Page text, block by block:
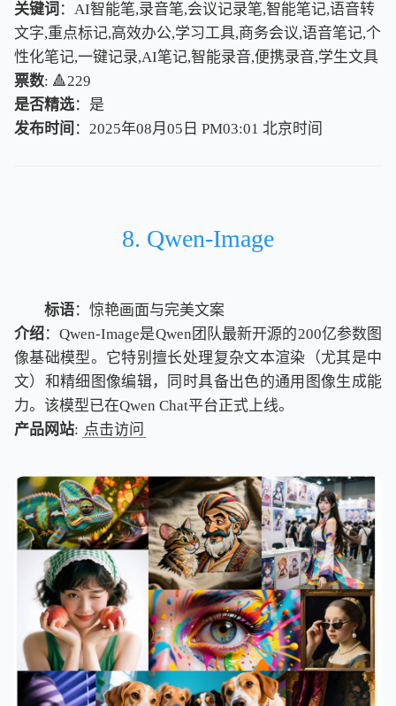
关键词 ：AI智能笔,录音笔,会议记录笔,智能笔记,语音转
文字,重点标记,高效办公,学习工具,商务会议,语音笔记,个
性化笔记,一键记录,AI笔记,智能录音,便携录音,学生文具
票数: 🔺229
是否精选：是
发布时间 ：2025年08月05日 PM03:01 北京时间
北京时间
8. Qwen-Image
标语：惊艳画面与完美文案
介绍：Qwen-Image是Qwen团队最新开源的200亿参数图
像基础模型。它特别擅长处理复杂文本渲染（尤其是中
文）和精细图像编辑，同时具备出色的通用图像生成能
力。该模型已在Qwen Chat平台正式上线。
产品网站: 点击访问